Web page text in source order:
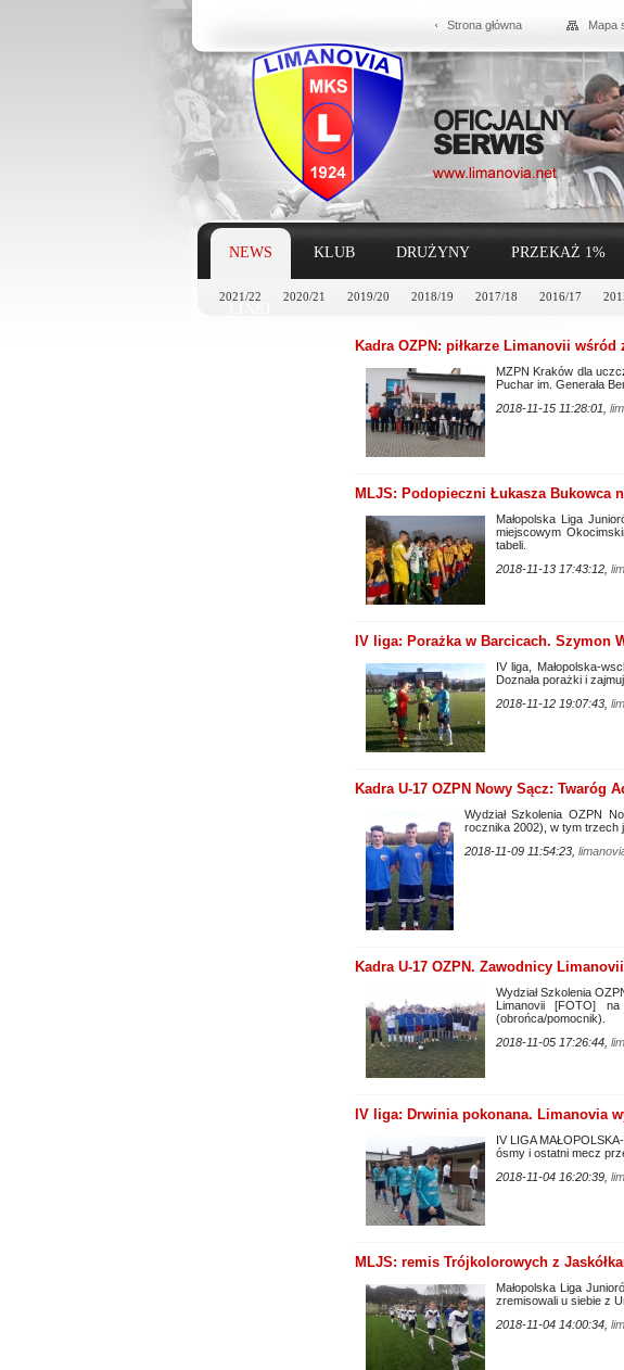
Strona główna Mapa
NEWS
2021/22 2020/21 2019/20 2018/19 2017/18 2016/17
KLUB DRUŻYNY PRZEKAŻ 1%
Kadra OZPN: piłkarze Limanovii
MZPN Kraków dla
Puchar im. Generała
2018-11-15 11:28:01,
MLJS: Podopieczni Łukasza Bukowca
Małopolska Liga
miejscowym
tabeli.
2018-11-13 17:43:12,
IV liga: Porażka w Barcicach. Szymon
IV liga, Małopolska-
Doznała porażki i
2018-11-12 19:07:43,
Kadra U-17 OZPN Nowy Sącz: Twaróg
Wydział Szkolenia OZPN
rocznika 2002), w tym trzech
2018-11-09 11:54:23,
Kadra U-17 OZPN. Zawodnicy
Wydział Szkolenia
Limanovii [FOTO]
(obrońca/pomocnik).
2018-11-05 17:26:44,
IV liga: Drwinia pokonana. Limanovia
IV LIGA
ósmy i ostatni mecz
2018-11-04 16:20:39,
MLJS: remis Trójkolorowych z
Małopolska Liga
zremisowali u siebie z
2018-11-04 14:00:34,